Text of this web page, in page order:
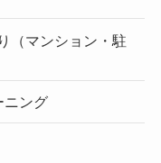
（マンション・駐
ング